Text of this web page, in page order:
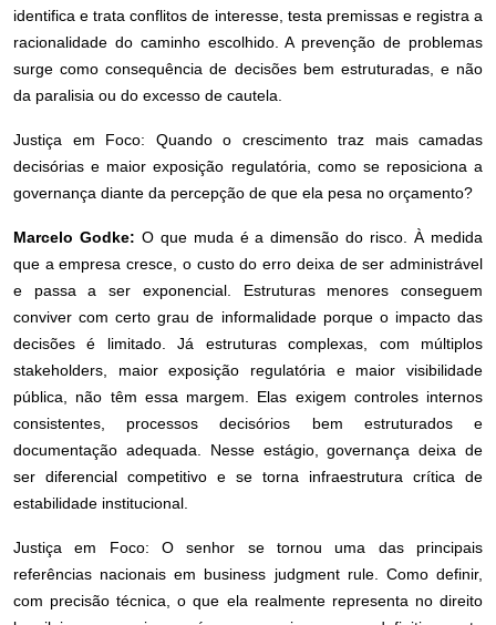
identifica e trata conflitos de interesse, testa premissas e registra a
racionalidade do caminho escolhido. A prevenção de problemas
surge como consequência de decisões bem estruturadas, e não
da paralisia ou do excesso de cautela.
Justiça em Foco: Quando o crescimento traz mais camadas
decisórias e maior exposição regulatória, como se reposiciona a
governança diante da percepção de que ela pesa no orçamento?
Marcelo Godke: O que muda é a dimensão do risco. À medida
que a empresa cresce, o custo do erro deixa de ser administrável
e passa a ser exponencial. Estruturas menores conseguem
conviver com certo grau de informalidade porque o impacto das
decisões é limitado. Já estruturas complexas, com múltiplos
stakeholders, maior exposição regulatória e maior visibilidade
pública, não têm essa margem. Elas exigem controles internos
consistentes, processos decisórios bem estruturados e
documentação adequada. Nesse estágio, governança deixa de
ser diferencial competitivo e se torna infraestrutura crítica de
estabilidade institucional.
Justiça em Foco: O senhor se tornou uma das principais
referências nacionais em business judgment rule. Como definir,
com precisão técnica, o que ela realmente representa no direito